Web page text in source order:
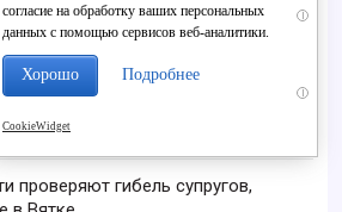
i
Крыма: Что люди
не видят...
i
секунд, а смеяться вы
проверяют гибель супругов,
согласие на обработку ваших персональных
данных с помощью сервисов веб-аналитики.
Хорошо Подробнее
CookieWidget